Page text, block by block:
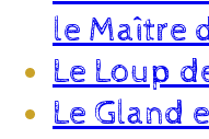
le Maître
Le Loup
Le Gland